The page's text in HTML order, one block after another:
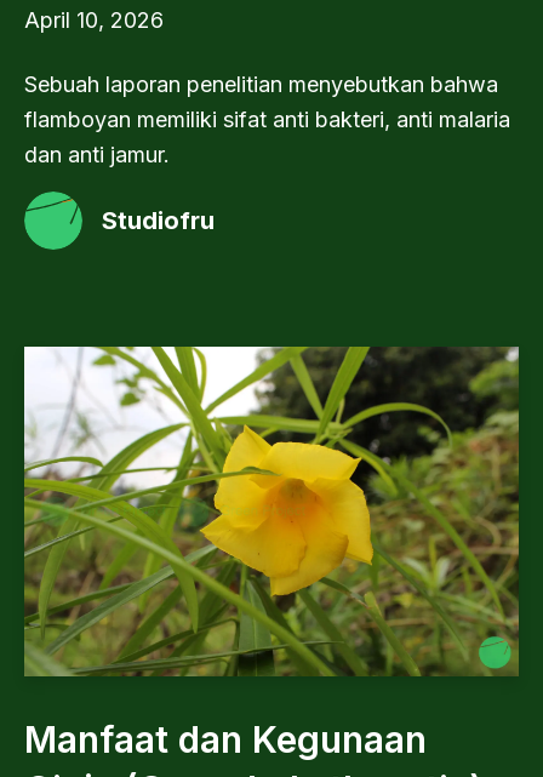
April 10, 2026
Sebuah laporan penelitian menyebutkan bahwa
flamboyan memiliki sifat anti bakteri, anti malaria
dan anti jamur.
Studiofru
Manfaat dan Kegunaan